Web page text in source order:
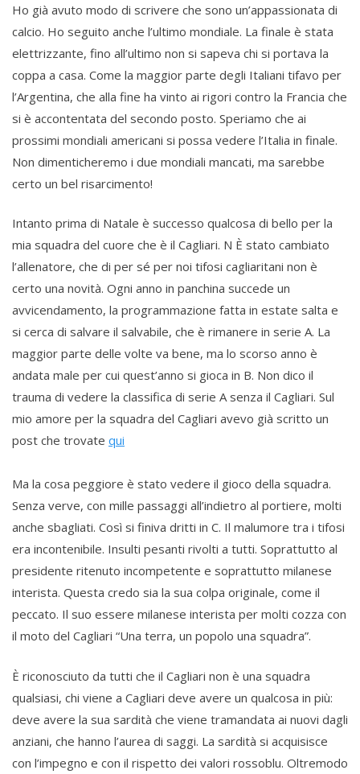
Ho già avuto modo di scrivere che sono un’appassionata di
calcio. Ho seguito anche l’ultimo mondiale. La finale è stata
elettrizzante, fino all’ultimo non si sapeva chi si portava la
coppa a casa. Come la maggior parte degli Italiani tifavo per
l’Argentina, che alla fine ha vinto ai rigori contro la Francia che
si è accontentata del secondo posto. Speriamo che ai
prossimi mondiali americani si possa vedere l’Italia in finale.
Non dimenticheremo i due mondiali mancati, ma sarebbe
certo un bel risarcimento!
Intanto prima di Natale è successo qualcosa di bello per la
mia squadra del cuore che è il Cagliari. N È stato cambiato
l’allenatore, che di per sé per noi tifosi cagliaritani non è
certo una novità. Ogni anno in panchina succede un
avvicendamento, la programmazione fatta in estate salta e
si cerca di salvare il salvabile, che è rimanere in serie A. La
maggior parte delle volte va bene, ma lo scorso anno è
andata male per cui quest’anno si gioca in B. Non dico il
trauma di vedere la classifica di serie A senza il Cagliari. Sul
mio amore per la squadra del Cagliari avevo già scritto un
post che trovate qui
Ma la cosa peggiore è stato vedere il gioco della squadra.
Senza verve, con mille passaggi all’indietro al portiere, molti
anche sbagliati. Così si finiva dritti in C. Il malumore tra i tifosi
era incontenibile. Insulti pesanti rivolti a tutti. Soprattutto al
presidente ritenuto incompetente e soprattutto milanese
interista. Questa credo sia la sua colpa originale, come il
peccato. Il suo essere milanese interista per molti cozza con
il moto del Cagliari “Una terra, un popolo una squadra”.
È riconosciuto da tutti che il Cagliari non è una squadra
qualsiasi, chi viene a Cagliari deve avere un qualcosa in più:
deve avere la sua sardità che viene tramandata ai nuovi dagli
anziani, che hanno l’aurea di saggi. La sardità si acquisisce
con l’impegno e con il rispetto dei valori rossoblu. Oltremodo